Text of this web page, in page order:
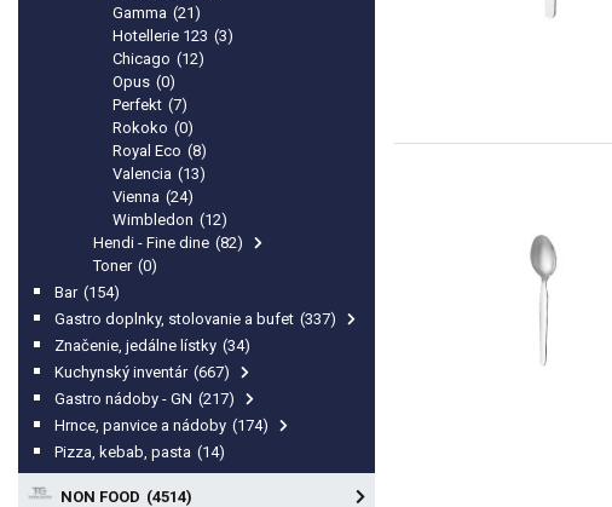
Gamma (21)
Hotellerie 123 (3)
Chicago (12)
Opus (0)
Perfekt (7)
Rokoko (0)
Royal Eco (8)
Valencia (13)
Vienna (24)
Wimbledon (12)
Hendi - Fine dine (82)
Toner (0)
Bar (154)
Gastro doplnky, stolovanie a bufet (337)
Značenie, jedálne lístky (34)
Kuchynský inventár (667)
Gastro nádoby - GN (217)
Hrnce, panvice a nádoby (174)
Pizza, kebab, pasta (14)
NON FOOD (4514)